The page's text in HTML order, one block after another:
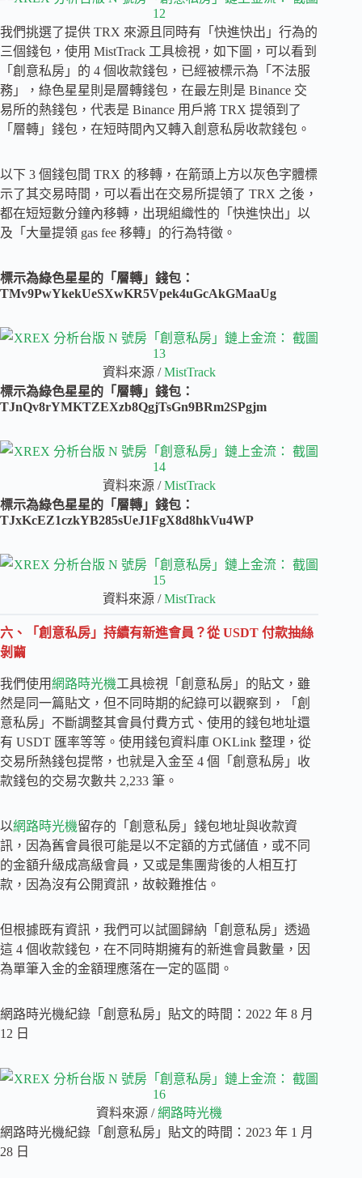
我們挑選了提供 TRX 來源且同時有「快進快出」行為的
三個錢包，使用 MistTrack 工具檢視，如下圖，可以看到
「創意私房」的 4 個收款錢包，已經被標示為「不法服
務」，綠色星星則是層轉錢包，在最左則是 Binance 交
易所的熱錢包，代表是 Binance 用戶將 TRX 提領到了
「層轉」錢包，在短時間內又轉入創意私房收款錢包。
以下 3 個錢包間 TRX 的移轉，在箭頭上方以灰色字體標
示了其交易時間，可以看出在交易所提領了 TRX 之後，
都在短短數分鐘內移轉，出現組織性的「快進快出」以
及「大量提領 gas fee 移轉」的行為特徵。
標示為綠色星星的「層轉」錢包：
TMv9PwYkekUeSXwKR5Vpek4uGcAkGMaaUg
資料來源 /MistTrack
標示為綠色星星的「層轉」錢包：
TJnQv8rYMKTZEXzb8QgjTsGn9BRm2SPgjm
資料來源 /MistTrack
標示為綠色星星的「層轉」錢包：
TJxKcEZ1czkYB285sUeJ1FgX8d8hkVu4WP
資料來源 /MistTrack
六、「創意私房」持續有新進會員？從 USDT 付款抽絲
剝繭
我們使用網路時光機工具檢視「創意私房」的貼文，雖
然是同一篇貼文，但不同時期的紀錄可以觀察到，「創
意私房」不斷調整其會員付費方式、使用的錢包地址還
有 USDT 匯率等等。使用錢包資料庫 OKLink 整理，從
交易所熱錢包提幣，也就是入金至 4 個「創意私房」收
款錢包的交易次數共 2,233 筆。
以網路時光機留存的「創意私房」錢包地址與收款資
訊，因為舊會員很可能是以不定額的方式儲值，或不同
的金額升級成高級會員，又或是集團背後的人相互打
款，因為沒有公開資訊，故較難推估。
但根據既有資訊，我們可以試圖歸納「創意私房」透過
這 4 個收款錢包，在不同時期擁有的新進會員數量，因
為單筆入金的金額理應落在一定的區間。
網路時光機紀錄「創意私房」貼文的時間：2022 年 8 月
12 日
資料來源 /網路時光機
網路時光機紀錄「創意私房」貼文的時間：2023 年 1 月
28 日